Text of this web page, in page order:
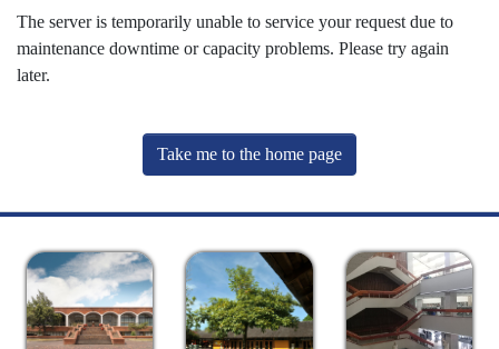
The server is temporarily unable to service your request due to
maintenance downtime or capacity problems. Please try again
later.
Take me to the home page